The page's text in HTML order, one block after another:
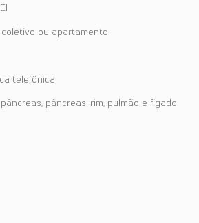
ou apartamento
telefônica
pâncreas-rim, pulmão e fígado